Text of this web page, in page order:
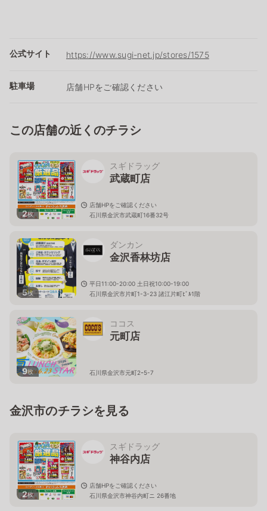
公式サイト https://www.sugi-net.jp/stores/1575
駐車場 店舗HPをご確認ください
この店舗の近くのチラシ
2枚
スギドラッグ
武蔵町店
店舗HPをご確認ください
石川県金沢市武蔵町16番32号
5枚
ダンカン
金沢香林坊店
平日11:00-20:00 土日祝10:00-19:00
石川県金沢市片町1-3-23 諸江片町ﾋﾞﾙ1階
9枚
ココス
元町店
石川県金沢市元町2ｰ5-7
金沢市のチラシを見る
2枚
スギドラッグ
神谷内店
店舗HPをご確認ください
石川県金沢市神谷内町ニ 26番地